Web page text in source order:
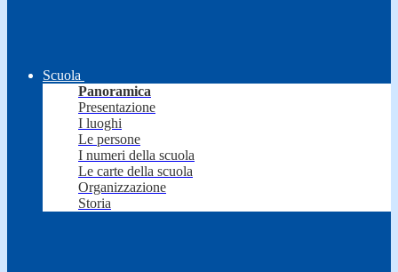
Scuola
Panoramica
Presentazione
I luoghi
Le persone
I numeri della scuola
Le carte della scuola
Organizzazione
Storia